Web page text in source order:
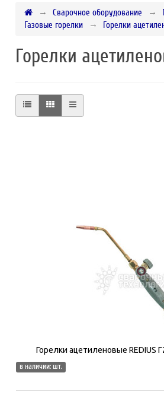
Сварочное оборудование
Газовые горелки
Горелки
Горелки
Горелки ацетиленовые REDIUS
в наличии: шт.